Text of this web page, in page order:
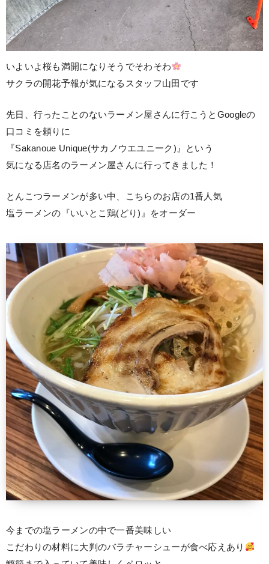
いよいよ桜も満開になりそうでそわそわ
サクラの開花予報が気になるスタッフ山田です
先日、行ったことのないラーメン屋さんに行こうとGoogleの
口コミを頼りに
『Sakanoue Unique(サカノウエユニーク)』という
気になる店名のラーメン屋さんに行ってきました！
とんこつラーメンが多い中、こちらのお店の1番人気
塩ラーメンの『いいとこ鶏(どり)』をオーダー
今までの塩ラーメンの中で一番美味しい
こだわりの材料に大判のバラチャーシューが食べ応えあり